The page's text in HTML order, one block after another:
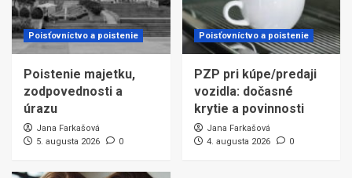
Poisťovníctvo a poistenie
Poistenie majetku,
zodpovednosti a
úrazu
Jana Farkašová
5. augusta 2026
0
Poisťovníctvo a poistenie
PZP pri kúpe/predaji
vozidla: dočasné
krytie a povinnosti
Jana Farkašová
4. augusta 2026
0